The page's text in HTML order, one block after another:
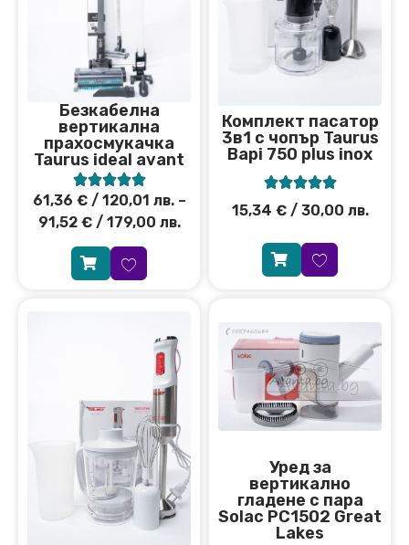
Безкабелна
вертикална
прахосмукачка
Taurus ideal avant

61,36 €/ 120,01 лв. –
91,52 €/ 179,00 лв.
Комплект пасатор
3в1 с чопър Taurus
Bapi 750 plus inox

15,34 €/ 30,00 лв.
Уред за
вертикално
гладене с пара
Solac PC1502 Great
Lakes